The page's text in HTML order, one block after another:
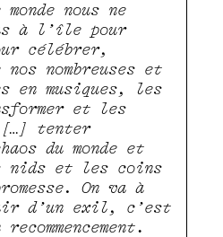
nous ne
à l’île pour
célébrer,
nombreuses et
en musiques, les
et les
[…] tenter
du monde et
nids et les coins
On va à
d’un exil, c’est
.